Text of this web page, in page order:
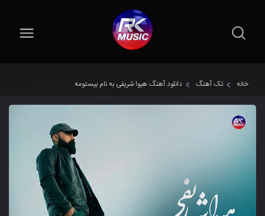
خانه تک آهنگ دانلود آهنگ هیوا شریفی به نام بیستومه